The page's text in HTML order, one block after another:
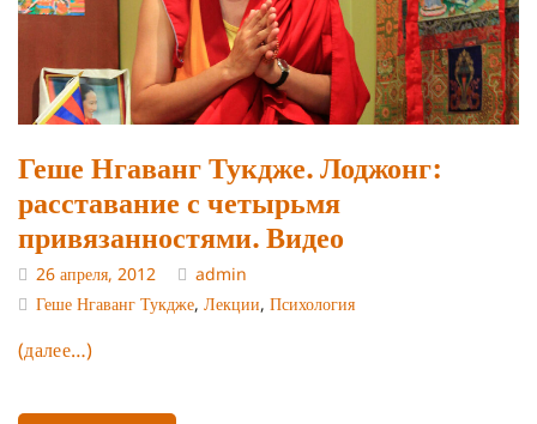
Геше Нгаванг Тукдже. Лоджонг:
расставание с четырьмя
привязанностями. Видео
26 апреля, 2012
admin
Геше Нгаванг Тукдже, Лекции, Психология
(далее…)